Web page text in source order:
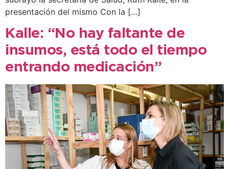
presentación del mismo Con la […]
Kalle: “No hay faltante de
insumos, está todo el tiempo
entrando medicación”